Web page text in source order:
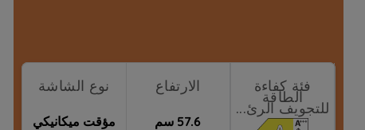
فئة كفاءة
الطاقة
للتجويف الرئ...
الارتفاع
57.6 سم
نوع الشاشة
مؤقت ميكانيكي